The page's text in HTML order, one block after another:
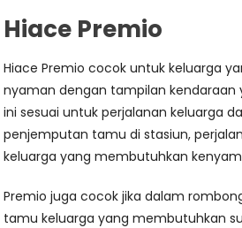
Hiace Premio
Hiace Premio cocok untuk keluarga
nyaman dengan tampilan kendaraan
ini sesuai untuk perjalanan keluarga
penjemputan tamu di stasiun,
keluarga yang membutuhkan
Premio juga cocok jika dalam
tamu keluarga yang membutuhkan